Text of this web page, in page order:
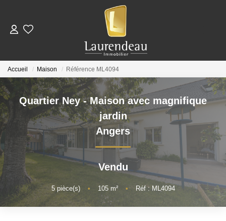
ACHETER
LOUER
Nos Annonces De Location
Télécharger Le Dossier De Candidature Locataire
ESTIMER
NOTRE ÉQUIPE
Accueil Maison Référence ML4094
Quartier Ney - Maison avec magnifique
jardin
Angers
Vendu
5pièce(s) • 105m² • Réf : ML4094